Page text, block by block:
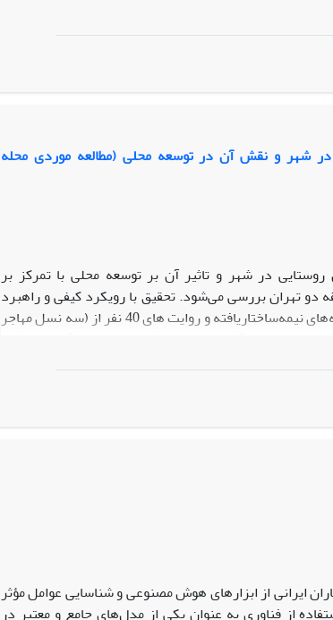
به‌مثابه موفقیت، کاهش تعلق سازمانی و شکل‌گیری
با این حال، در برخی موارد، سازمان‌ها با بهبود نظام
کرده‌اند. نتایج این پژوهش ضرورت بازنگری در
برای مواجهه با پیامدهای مهاجرت را برجسته می‌سازد.
در شهر و نقش آن در توسعه محلی (مطالعه موردی محله
در شهر و تاثیر آن بر توسعه محلی با تمرکز بر
دو تهران بررسی می‌شود. تحقیق با رویکرد کیفی و راهبرد
نیمه‌ساختاریافته و روایت
های 40 نفر از (سه نسل مهاجر
تحلیل، استخراج مقوله محوری «سازمان‌های اجتماعی
نشان می‌دهند که سازمان‌های اجتماعی مهاجران روستایی
حمایتی و تقویت حس تعلق به محله، به ارتقاء کیفیت
فرآیندهای توسعه محلی کمک کرده‌اند.
ایرانی از ابزارهای هوش مصنوعی و شناسایی عوامل مؤثر
از فناوری به عنوان یکی از مدل‌های جامع و معتبر در